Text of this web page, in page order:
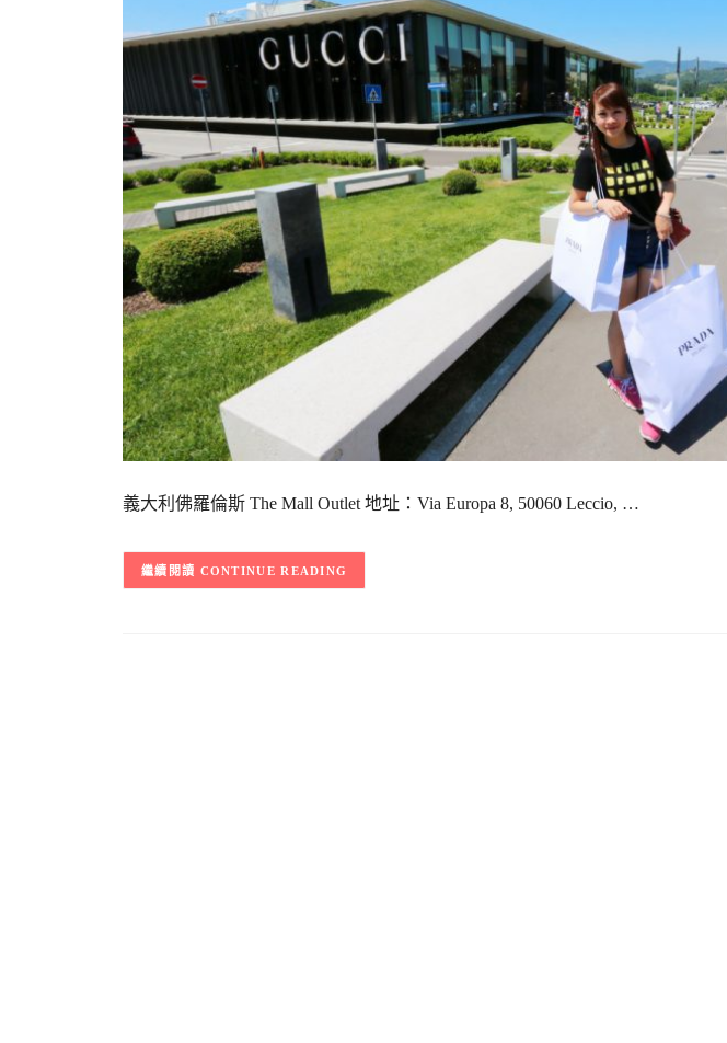
義大利佛羅倫斯 The Mall Outlet 地址：Via Europa 8, 50060 Leccio, …
CONTINUE READING